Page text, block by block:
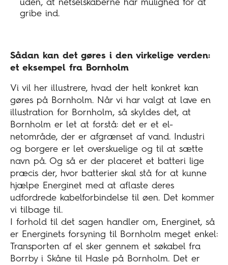
uden, at netselskaberne har mulighed for at
gribe ind.
Sådan kan det gøres i den virkelige verden:
et eksempel fra Bornholm
Vi vil her illustrere, hvad der helt konkret kan
gøres på Bornholm. Når vi har valgt at lave en
illustration for Bornholm, så skyldes det, at
Bornholm er let at forstå: det er et el-
netområde, der er afgrænset af vand. Industri
og borgere er let overskuelige og til at sætte
navn på. Og så er der placeret et batteri lige
præcis der, hvor batterier skal stå for at kunne
hjælpe Energinet med at aflaste deres
udfordrede kabelforbindelse til øen. Det kommer
vi tilbage til.
I forhold til det sagen handler om, Energinet, så
er Energinets forsyning til Bornholm meget enkel:
Transporten af el sker gennem et søkabel fra
Borrby i Skåne til Hasle på Bornholm. Det er